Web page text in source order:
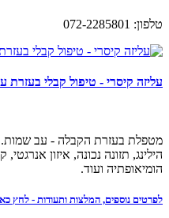
טלפון: 072-2285801
עליזה קיסרי - טיפול קבלי בעזרת
מטפלת בעזרת הקבלה - עב שמות.
הילינג, תזונה נכונה, איזון אנרגטי,
הומיאופתיה ועוד.
לפרטים נוספים, המלצות ותעודות - לחץ